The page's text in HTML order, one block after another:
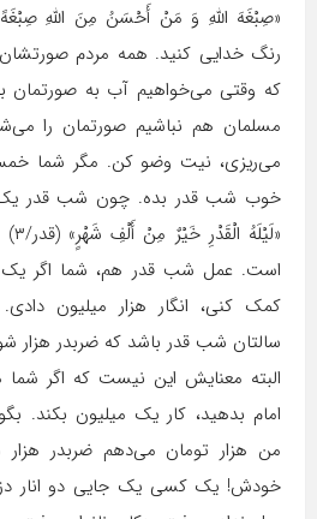
رنگ خدایی کنید. همه مردم صورتشان
که وقتی می‌خواهیم آب به صورتمان
مسلمان هم نباشیم صورتمان را
می‌ریزی، نیت وضو کن. مگر شما
خوب شب قدر بده. چون شب قدر یک
است. عمل شب قدر هم، شما اگر یک
کمک کنی، انگار هزار میلیون
سالتان شب قدر باشد که ضربدر هزار
البته معنایش این نیست که اگر
امام بدهید، کار یک میلیون بکند.
من هزار تومان می‌دهم ضربدر
خودش! یک کسی یک جایی دو انار